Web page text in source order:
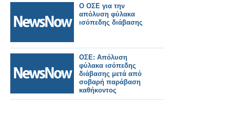
Ο ΟΣΕ για την
απόλυση φύλακα
ισόπεδης διάβασης
ΟΣΕ: Απόλυση
φύλακα ισόπεδης
διάβασης μετά από
σοβαρή παράβαση
καθήκοντος